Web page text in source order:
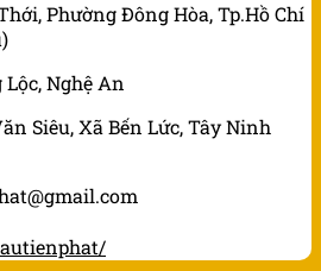
Phường Đông Hòa, Tp.Hồ Chí
Nghệ An
Siêu, Xã Bến Lức, Tây Ninh